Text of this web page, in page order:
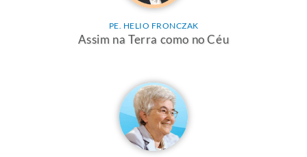
PE. HELIO FRONCZAK
Assim na Terra como no Céu